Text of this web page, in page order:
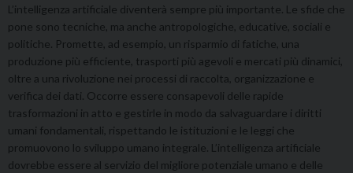
L’intelligenza artificiale diventerà sempre più importante. Le sfide che
pone sono tecniche, ma anche antropologiche, educative, sociali e
politiche. Promette, ad esempio, un risparmio di fatiche, una
produzione più efficiente, trasporti più agevoli e mercati più dinamici,
oltre a una rivoluzione nei processi di raccolta, organizzazione e
verifica dei dati. Occorre essere consapevoli delle rapide
trasformazioni in atto e gestirle in modo da salvaguardare i diritti
umani fondamentali, rispettando le istituzioni e le leggi che
promuovono lo sviluppo umano integrale. L’intelligenza artificiale
dovrebbe essere al servizio del migliore potenziale umano e delle